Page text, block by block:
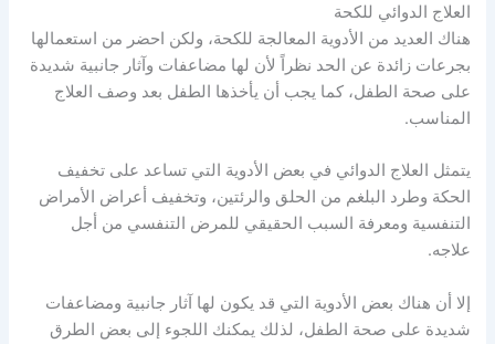
العلاج الدوائي للكحة
هناك العديد من الأدوية المعالجة للكحة، ولكن احضر من استعمالها
بجرعات زائدة عن الحد نظراً لأن لها مضاعفات وآثار جانبية شديدة
على صحة الطفل، كما يجب أن يأخذها الطفل بعد وصف العلاج
المناسب.
يتمثل العلاج الدوائي في بعض الأدوية التي تساعد على تخفيف
الحكة وطرد البلغم من الحلق والرئتين، وتخفيف أعراض الأمراض
التنفسية ومعرفة السبب الحقيقي للمرض التنفسي من أجل
علاجه.
إلا أن هناك بعض الأدوية التي قد يكون لها آثار جانبية ومضاعفات
شديدة على صحة الطفل، لذلك يمكنك اللجوء إلى بعض الطرق